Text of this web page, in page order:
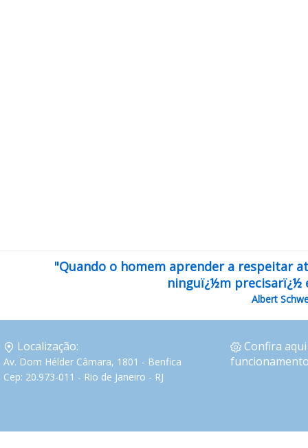
"Quando o homem aprender a respeitar
ninguï¿½m precisarï¿½
Albert
Localização:
Av. Dom Hélder Câmara, 1801 - Benfica
Cep: 20.973-011 - Rio de Janeiro - RJ
Confira